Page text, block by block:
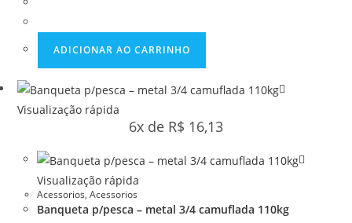
ADICIONAR AO CARRINHO
Visualização rápida
6x de R$ 16,13
Visualização rápida
Acessorios,Acessorios
Banqueta p/pesca – metal 3/4 camuflada 110kg